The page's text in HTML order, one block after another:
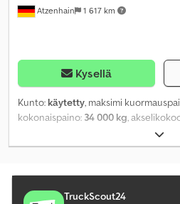
Atzenhain 1 617 km
Kysellä
Kunto: käytetty, maksimi
kokonaispaino: 34 000 kg,
,
TruckScout24